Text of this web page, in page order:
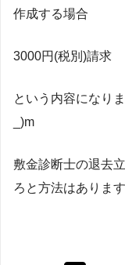
作成する場合
3000円(税別)請求
という内容になり
_)m
敷金診断士の退去
ろと方法はありま